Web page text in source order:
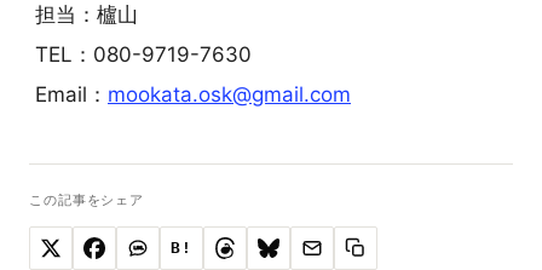
担当：櫨山
TEL：080-9719-7630
Email： mookata.osk@gmail.com
この記事をシェア
B!